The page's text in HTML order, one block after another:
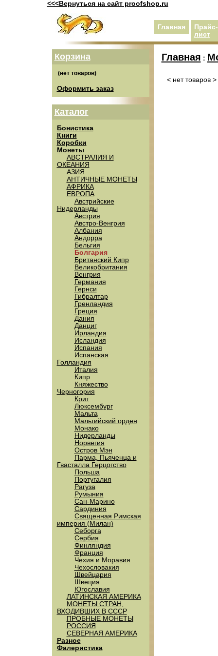
<<<Вернуться на сайт proofshop.ru
Главная
Прайс-
лист
Корзина
Оформить заказ
Каталог
Бонистика
Книги
Коробки
Монеты
АВСТРАЛИЯ И
ОКЕАНИЯ
АЗИЯ
АНТИЧНЫЕ МОНЕТЫ
АФРИКА
ЕВРОПА
Австрийские
Нидерланды
Австрия
Австро-Венгрия
Албания
Андорра
Бельгия
Болгария
Британский Кипр
Великобритания
Венгрия
Германия
Гернси
Гибралтар
Гренландия
Греция
Дания
Данциг
Ирландия
Исландия
Испания
Испанская
Голландия
Италия
Кипр
Княжество
Черногория
Крит
Люксембург
Мальта
Мальтийский орден
Монако
Нидерланды
Норвегия
Остров Мэн
Парма, Пьяченца и
Гвасталла Герцогство
Польша
Португалия
Рагуза
Румыния
Сан-Марино
Сардиния
Священная Римская
империя (Милан)
Себорга
Сербия
Финляндия
Франция
Чехия и Моравия
Чехословакия
Швейцария
Швеция
Югославия
ЛАТИНСКАЯ АМЕРИКА
МОНЕТЫ СТРАН,
ВХОДИВШИХ В СССР
ПРОБНЫЕ МОНЕТЫ
РОССИЯ
СЕВЕРНАЯ АМЕРИКА
Разное
Фалеристика
Главная :
< нет товаров >